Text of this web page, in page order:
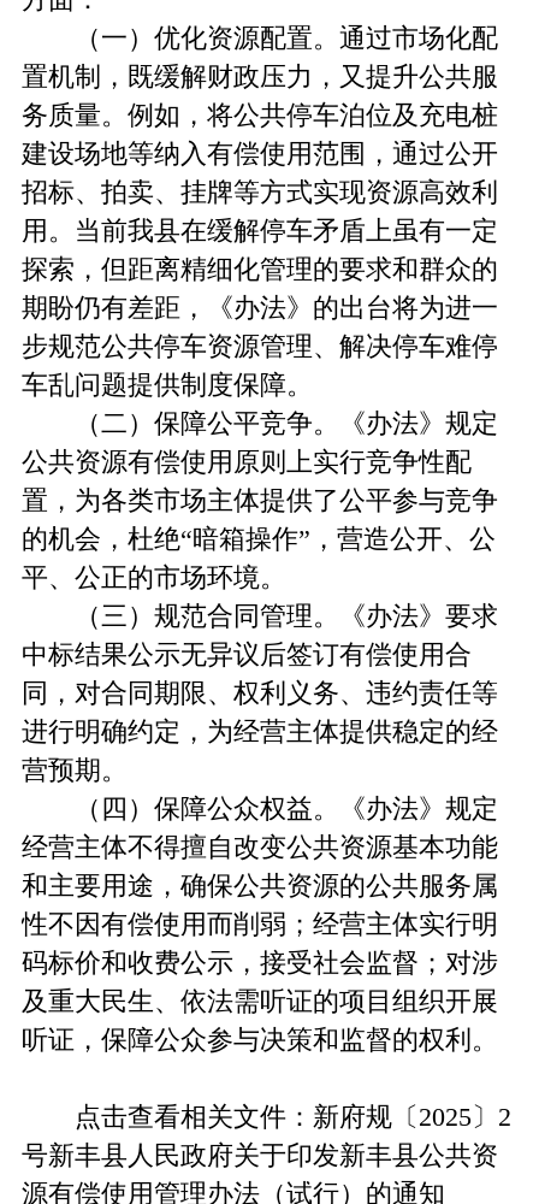
（一）优化资源配置。通过市场化配
置机制，既缓解财政压力，又提升公共服
务质量。例如，将公共停车泊位及充电桩
建设场地等纳入有偿使用范围，通过公开
招标、拍卖、挂牌等方式实现资源高效利
用。当前我县在缓解停车矛盾上虽有一定
探索，但距离精细化管理的要求和群众的
期盼仍有差距，《办法》的出台将为进一
步规范公共停车资源管理、解决停车难停
车乱问题提供制度保障。
（二）保障公平竞争。《办法》规定
公共资源有偿使用原则上实行竞争性配
置，为各类市场主体提供了公平参与竞争
的机会，杜绝“暗箱操作”，营造公开、公
平、公正的市场环境。
（三）规范合同管理。《办法》要求
中标结果公示无异议后签订有偿使用合
同，对合同期限、权利义务、违约责任等
进行明确约定，为经营主体提供稳定的经
营预期。
（四）保障公众权益。《办法》规定
经营主体不得擅自改变公共资源基本功能
和主要用途，确保公共资源的公共服务属
性不因有偿使用而削弱；经营主体实行明
码标价和收费公示，接受社会监督；对涉
及重大民生、依法需听证的项目组织开展
听证，保障公众参与决策和监督的权利。
点击查看相关文件： 新府规〔2025〕2
号新丰县人民政府关于印发新丰县公共资
源有偿使用管理办法（试行）的通知